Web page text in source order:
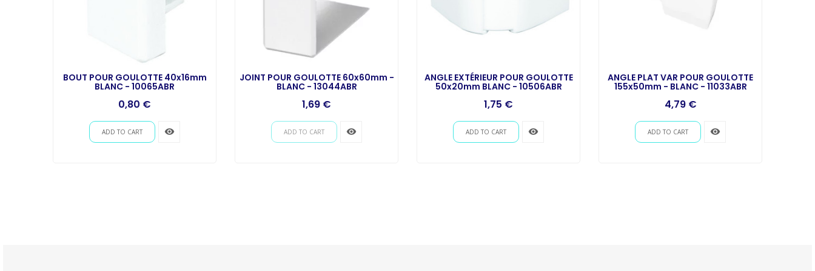
BOUT POUR GOULOTTE 40x16mm
BLANC - 10065ABR
0,80 €
ADD TO CART remove_red_eye
JOINT POUR GOULOTTE 60x60mm -
BLANC - 13044ABR
1,69 €
ADD TO CART remove_red_eye
ANGLE EXTÉRIEUR POUR GOULOTTE
50x20mm BLANC - 10506ABR
1,75 €
ADD TO CART remove_red_eye
ANGLE PLAT VAR POUR GOULOTTE
155x50mm - BLANC - 11033ABR
4,79 €
ADD TO CART remove_red_eye